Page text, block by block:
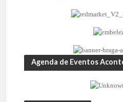
Agenda de Eventos